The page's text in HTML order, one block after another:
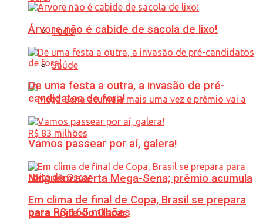
Tudo
Saúde
Ninguém acerta Mega-Sena; prêmio acumula
para R$ 165 milhões
Árvore não é cabide de sacola de lixo!
De uma festa a outra, a invasão de pré-
candidatos de fora!
Vamos passear por aí, galera!
Em clima de final de Copa, Brasil se prepara
para noite do Oscar